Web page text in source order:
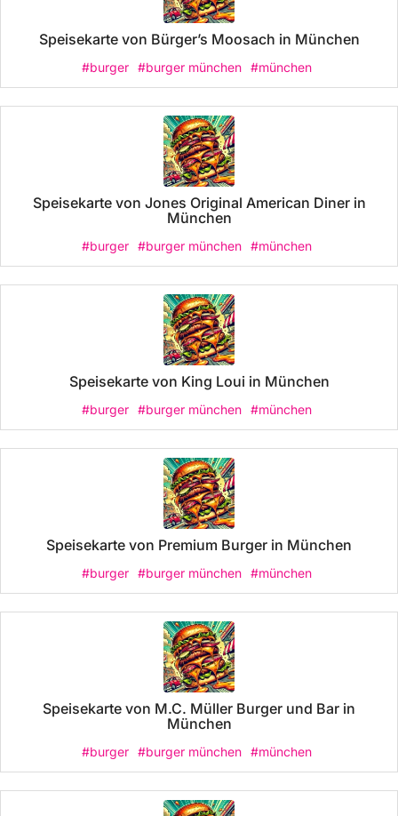
Speisekarte von Bürger’s Moosach in München
#burger #burger münchen #münchen
Speisekarte von Jones Original American Diner in
München
#burger #burger münchen #münchen
Speisekarte von King Loui in München
#burger #burger münchen #münchen
Speisekarte von Premium Burger in München
#burger #burger münchen #münchen
Speisekarte von M.C. Müller Burger und Bar in
München
#burger #burger münchen #münchen